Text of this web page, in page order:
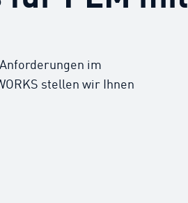
im
stellen wir Ihnen